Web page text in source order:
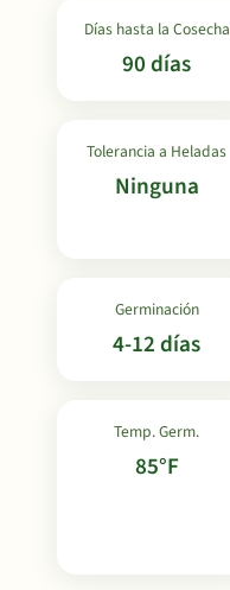
Días hasta la Cosecha
90 días
Tolerancia a Heladas
Ninguna
Germinación
4-12 días
Temp. Germ.
85°F